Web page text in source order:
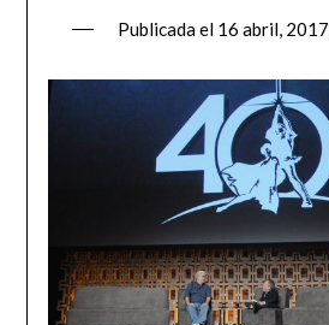
Publicada el 16 abril, 2017